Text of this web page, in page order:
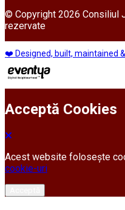
© Copyright 2026 Consiliul
rezervate
❤️ Designed, built, maintained
Acceptă Cookies
Acest website folosește
cookie-uri